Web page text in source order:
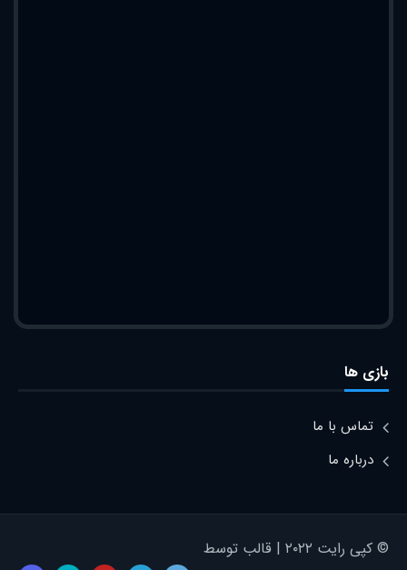
بازی ها
تماس با ما
درباره ما
© کپی رایت ۲۰۲۲ | قالب توسط